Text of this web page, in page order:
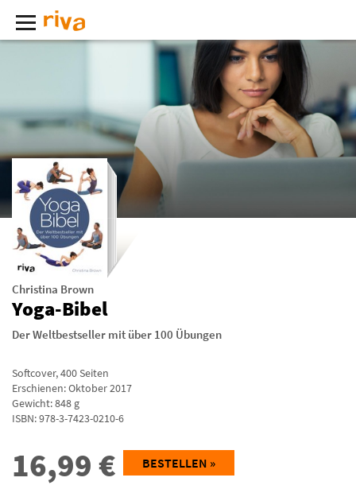
Christina Brown
Yoga-Bibel
Der Weltbestseller mit über 100 Übungen
Softcover,400Seiten
Erschienen: Oktober 2017
Gewicht: 848 g
ISBN:978-3-7423-0210-6
16,99 € BESTELLEN »